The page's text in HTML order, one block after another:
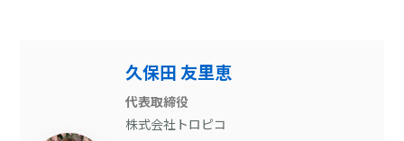
チャットアプリで連絡可
久保田 友里恵
代表取締役
株式会社トロピコ